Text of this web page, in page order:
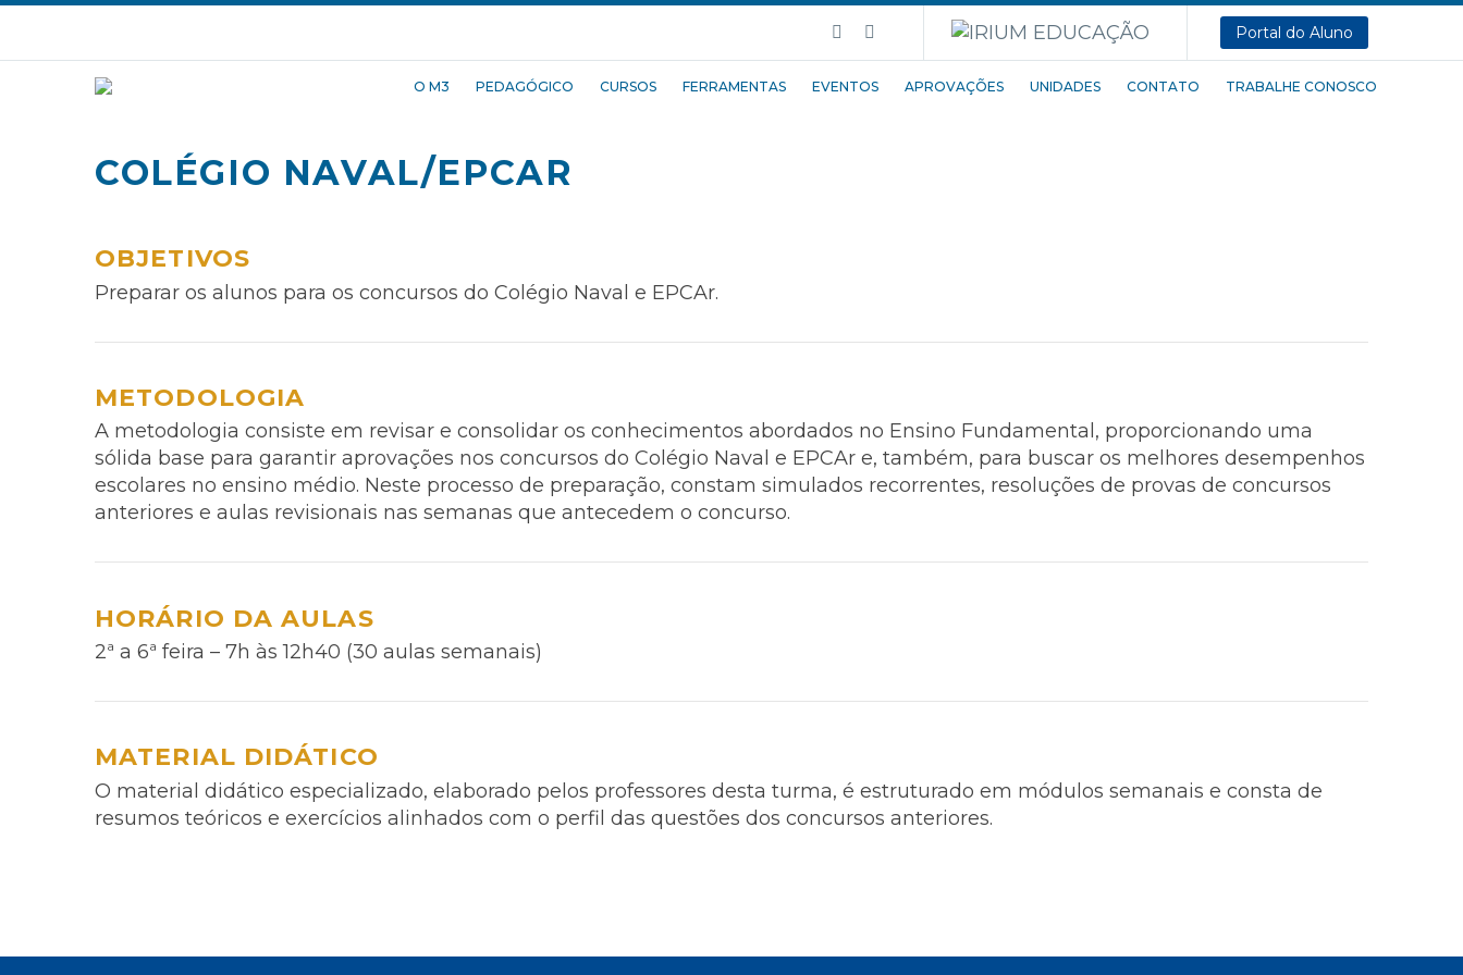
Portal do Aluno
O M3 PEDAGÓGICO CURSOS FERRAMENTAS EVENTOS APROVAÇÕES UNIDADES CONTATO TRABALHE CONOSCO
COLÉGIO NAVAL/EPCAR
OBJETIVOS
Preparar os alunos para os concursos do Colégio Naval e EPCAr.
METODOLOGIA
A metodologia consiste em revisar e consolidar os conhecimentos abordados no Ensino Fundamental, proporcionando uma
sólida base para garantir aprovações nos concursos do Colégio Naval e EPCAr e, também, para buscar os melhores desempenhos
escolares no ensino médio. Neste processo de preparação, constam simulados recorrentes, resoluções de provas de concursos
anteriores e aulas revisionais nas semanas que antecedem o concurso.
HORÁRIO DA AULAS
2ª a 6ª feira – 7h às 12h40 (30 aulas semanais)
MATERIAL DIDÁTICO
O material didático especializado, elaborado pelos professores desta turma, é estruturado em módulos semanais e consta de
resumos teóricos e exercícios alinhados com o perfil das questões dos concursos anteriores.